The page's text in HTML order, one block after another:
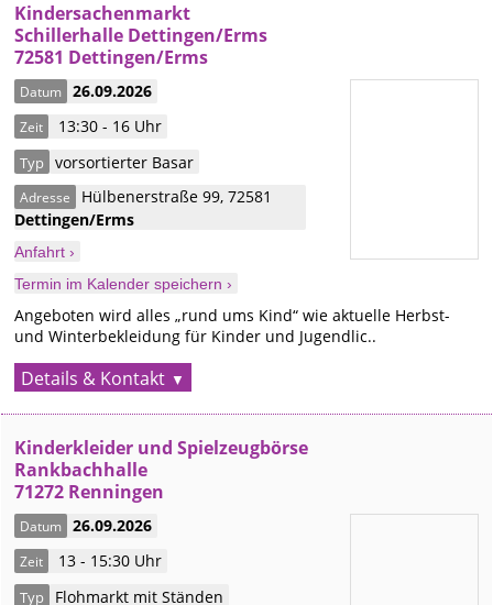
Kindersachenmarkt
Schillerhalle Dettingen/Erms
72581 Dettingen/Erms
Datum 26.09.2026
Zeit 13:30 - 16 Uhr
Typ vorsortierter Basar
Adresse Hülbenerstraße 99,72581
Dettingen/Erms
Anfahrt ›
Termin im Kalender speichern ›
Angeboten wird alles „rund ums Kind“ wie aktuelle Herbst-
und Winterbekleidung für Kinder und Jugendlic..
Details & Kontakt
Kinderkleider und Spielzeugbörse
Rankbachhalle
71272 Renningen
Datum 26.09.2026
Zeit 13 - 15:30 Uhr
Typ Flohmarkt mit Ständen